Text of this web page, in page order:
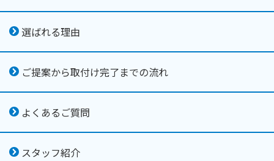
選ばれる理由
ご提案から取付け完了までの流れ
よくあるご質問
スタッフ紹介